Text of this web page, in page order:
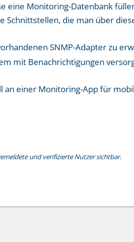
eine Monitoring-Datenbank
Schnittstellen, die man über
SNMP-Adapter zu
mit Benachrichtigungen
einer Monitoring-App für
und verifizierte Nutzer sichtbar.